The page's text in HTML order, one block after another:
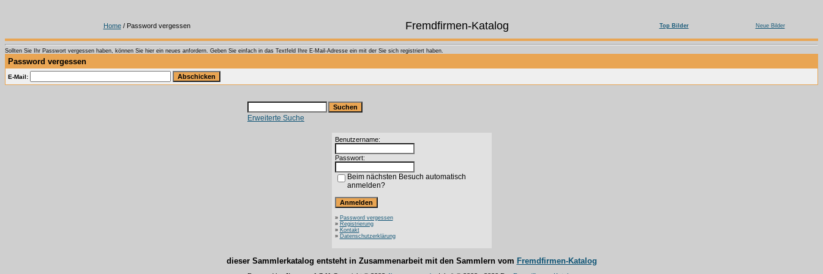
Home/ Password vergessen Fremdfirmen-Katalog Top Bilder Neue Bilder
Sollten Sie Ihr Passwort vergessen haben, können Sie hier ein neues anfordern. Geben Sie einfach in das Textfeld Ihre E-Mail-Adresse ein mit der Sie sich registriert haben.
Password vergessen
E-Mail:
Erweiterte Suche
Benutzername:
Passwort:
Beim nächsten Besuch automatisch
anmelden?
» Password vergessen
» Registrierung
» Kontakt
» Datenschutzerklärung
dieser Sammlerkatalog entsteht in Zusammenarbeit mit den Sammlern vom Fremdfirmen-Katalog